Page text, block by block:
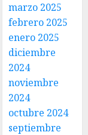
marzo 2025
febrero 2025
enero 2025
diciembre
2024
noviembre
2024
octubre 2024
septiembre